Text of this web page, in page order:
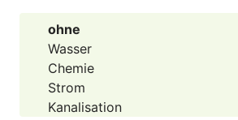
ohne
Wasser
Chemie
Strom
Kanalisation